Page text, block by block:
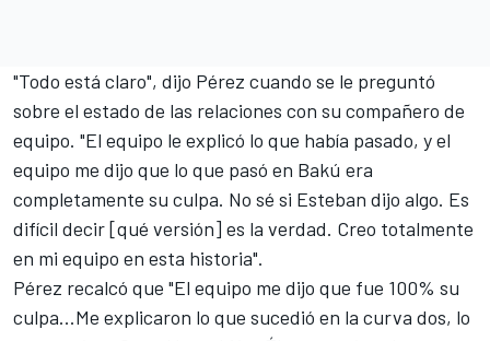
"Todo está claro", dijo Pérez cuando se le preguntó
sobre el estado de las relaciones con su compañero de
equipo. "El equipo le explicó lo que había pasado, y el
equipo me dijo que lo que pasó en Bakú era
completamente su culpa. No sé si Esteban dijo algo. Es
difícil decir [qué versión] es la verdad. Creo totalmente
en mi equipo en esta historia".
Pérez recalcó que "El equipo me dijo que fue 100% su
culpa...Me explicaron lo que sucedió en la curva dos, lo